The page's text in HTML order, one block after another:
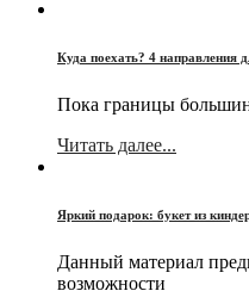
Куда поехать? 4 направления
Пока границы
Читать далее...
Яркий подарок: букет из
Данный материал
возможности